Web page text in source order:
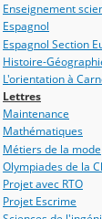
Enseignement
Espagnol
Espagnol Section
Histoire-
L'orientation à
Lettres
Maintenance
Mathématiques
Métiers de la mode
Olympiades de la
Projet avec RTO
Projet Escrime